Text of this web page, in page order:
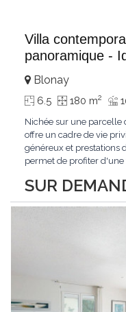
Villa
panoramique -
SUR
Blonay
6.5 180 m2
Nichée sur une parcelle
offre un cadre de vie
généreux et prestations
permet de profiter
excavé, cette villa
de 260 m²,